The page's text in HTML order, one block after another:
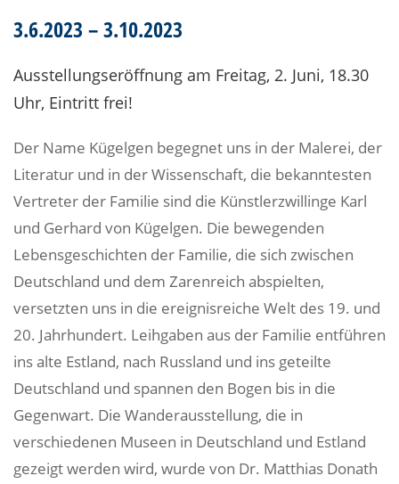
3.6.2023 – 3.10.2023
Ausstellungseröffnung am Freitag, 2. Juni, 18.30
Uhr, Eintritt frei!
Der Name Kügelgen begegnet uns in der Malerei, der
Literatur und in der Wissenschaft, die bekanntesten
Vertreter der Familie sind die Künstlerzwillinge Karl
und Gerhard von Kügelgen. Die bewegenden
Lebensgeschichten der Familie, die sich zwischen
Deutschland und dem Zarenreich abspielten,
versetzten uns in die ereignisreiche Welt des 19. und
20. Jahrhundert. Leihgaben aus der Familie entführen
ins alte Estland, nach Russland und ins geteilte
Deutschland und spannen den Bogen bis in die
Gegenwart. Die Wanderausstellung, die in
verschiedenen Museen in Deutschland und Estland
gezeigt werden wird, wurde von Dr. Matthias Donath